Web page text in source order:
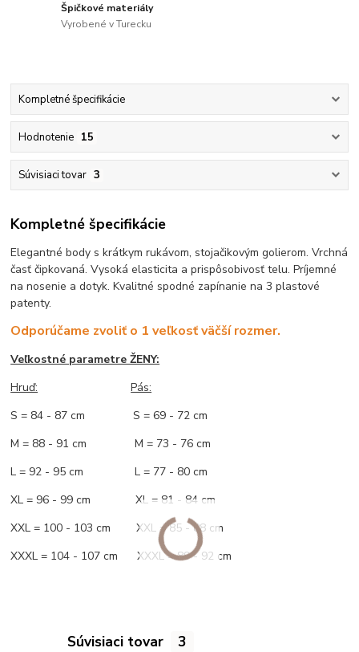
Špičkové materiály
Vyrobené v Turecku
Kompletné špecifikácie
Hodnotenie 15
Súvisiaci tovar 3
Kompletné špecifikácie
Elegantné body s krátkym rukávom, stojačikovým golierom. Vrchná
časť čipkovaná. Vysoká elasticita a prispôsobivosť telu. Príjemné
na nosenie a dotyk. Kvalitné spodné zapínanie na 3 plastové
patenty.
Odporúčame zvoliť o 1 veľkosť väčší rozmer.
Veľkostné parametre ŽENY:
Hruď:
Pás:
S = 84 - 87 cm S = 69 - 72 cm
M = 88 - 91 cm M = 73 - 76 cm
L = 92 - 95 cm L = 77 - 80 cm
XL = 96 - 99 cm XL = 81 - 84 cm
XXL = 100 - 103 cm XXL = 85 - 88 cm
XXXL = 104 - 107 cm XXXL = 89 - 92 cm
Súvisiaci tovar 3